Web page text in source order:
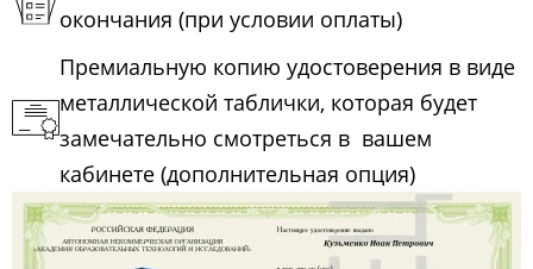
окончания (при условии оплаты)
Премиальную копию удостоверения в виде
металлической таблички, которая будет
замечательно смотреться в вашем
кабинете (дополнительная опция)